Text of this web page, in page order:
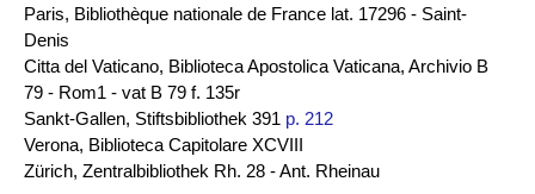
Paris, Bibliothèque nationale de France lat. 17296 - Saint-
Denis
Citta del Vaticano, Biblioteca Apostolica Vaticana, Archivio B
79 - Rom1 - vat B 79 f. 135r
Sankt-Gallen, Stiftsbibliothek 391 p. 212
Verona, Biblioteca Capitolare XCVIII
Zürich, Zentralbibliothek Rh. 28 - Ant. Rheinau